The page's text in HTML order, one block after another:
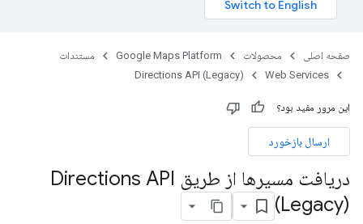
صفحه اصلی محصولات Google Maps Platform
مستندات
Web Services
Directions API (Legacy)
این مرور مفید بود؟
ارسال بازخورد
دریافت مسیرها از طریق Directions API
(Legacy)